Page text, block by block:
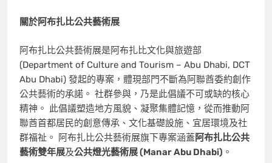
關於阿布扎比公共藝術展
阿布扎比公共藝術展是阿布扎比文化與旅遊部
(Department of Culture and Tourism – Abu Dhabi, DCT
Abu Dhabi) 發起的專案，體現部門不斷為阿聯酋委約創作
公共藝術的承諾。 社群參與，乃是此倡議不可或缺的核心
精神。 此倡議塑造地方風貌、凝聚集體記憶，從而推動阿
聯酋首都居民的創意傳承、文化基礎設施、宜居環境及社
群福祉。 阿布扎比公共藝術展旗下專案涵蓋阿布扎比公共
藝術雙年展及公共燈光藝術展 (Manar Abu Dhabi) 。